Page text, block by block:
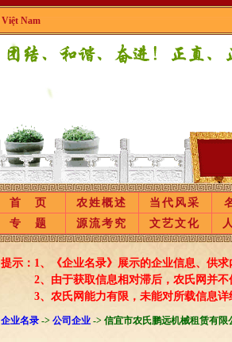
Việt Nam
首 页 农姓概述 当代风采
专 题
源流考究 文艺文化
提示：1、《企业名录》展示的企业信息、供
2、由于获取信息相对滞后，农氏网并不保
3、农氏网能力有限，未能对所载信息详细
企业名录-> 公司企业-> 信宜市农氏鹏远机械租赁有限